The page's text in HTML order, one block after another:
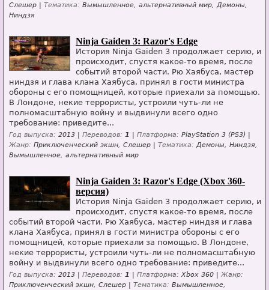
Слешер | Тематика: Вымышленное, альтернативный мир, Демоны,
Ниндзя
Ninja Gaiden 3: Razor's Edge
История Ninja Gaiden 3 продолжает серию, и
происходит, спустя какое-то время, после
событий второй части. Рю Хаябуса, мастер
ниндзя и глава клана Хаябуса, принял в гости министра
обороны с его помощницей, которые приехали за помощью.
В Лондоне, некие террористы, устроили чуть-ли не
полномасштабную войну и выдвинули всего одно
требование: приведите...
Год выпуска: 2013 | Переводов: 1 | Платформа: PlayStation 3 (PS3) |
Жанр: Приключенческий экшн, Слешер | Тематика: Демоны, Ниндзя,
Вымышленное, альтернативный мир
Ninja Gaiden 3: Razor's Edge (Xbox 360-
версия)
История Ninja Gaiden 3 продолжает серию, и
происходит, спустя какое-то время, после
событий второй части. Рю Хаябуса, мастер ниндзя и глава
клана Хаябуса, принял в гости министра обороны с его
помощницей, которые приехали за помощью. В Лондоне,
некие террористы, устроили чуть-ли не полномасштабную
войну и выдвинули всего одно требование: приведите...
Год выпуска: 2013 | Переводов: 1 | Платформа: Xbox 360 |Жанр:
Приключенческий экшн, Слешер | Тематика: Вымышленное,